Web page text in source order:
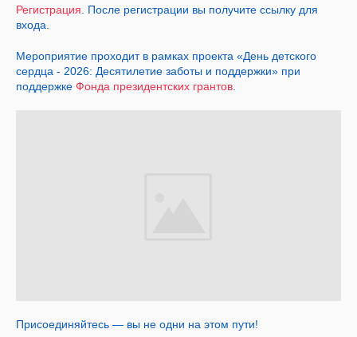
Регистрация . После регистрации вы получите ссылку для
входа.
Мероприятие проходит в рамках проекта «День детского
сердца - 2026: Десятилетие заботы и поддержки» при
поддержке Фонда президентских грантов
Присоединяйтесь — вы не одни на этом пути!